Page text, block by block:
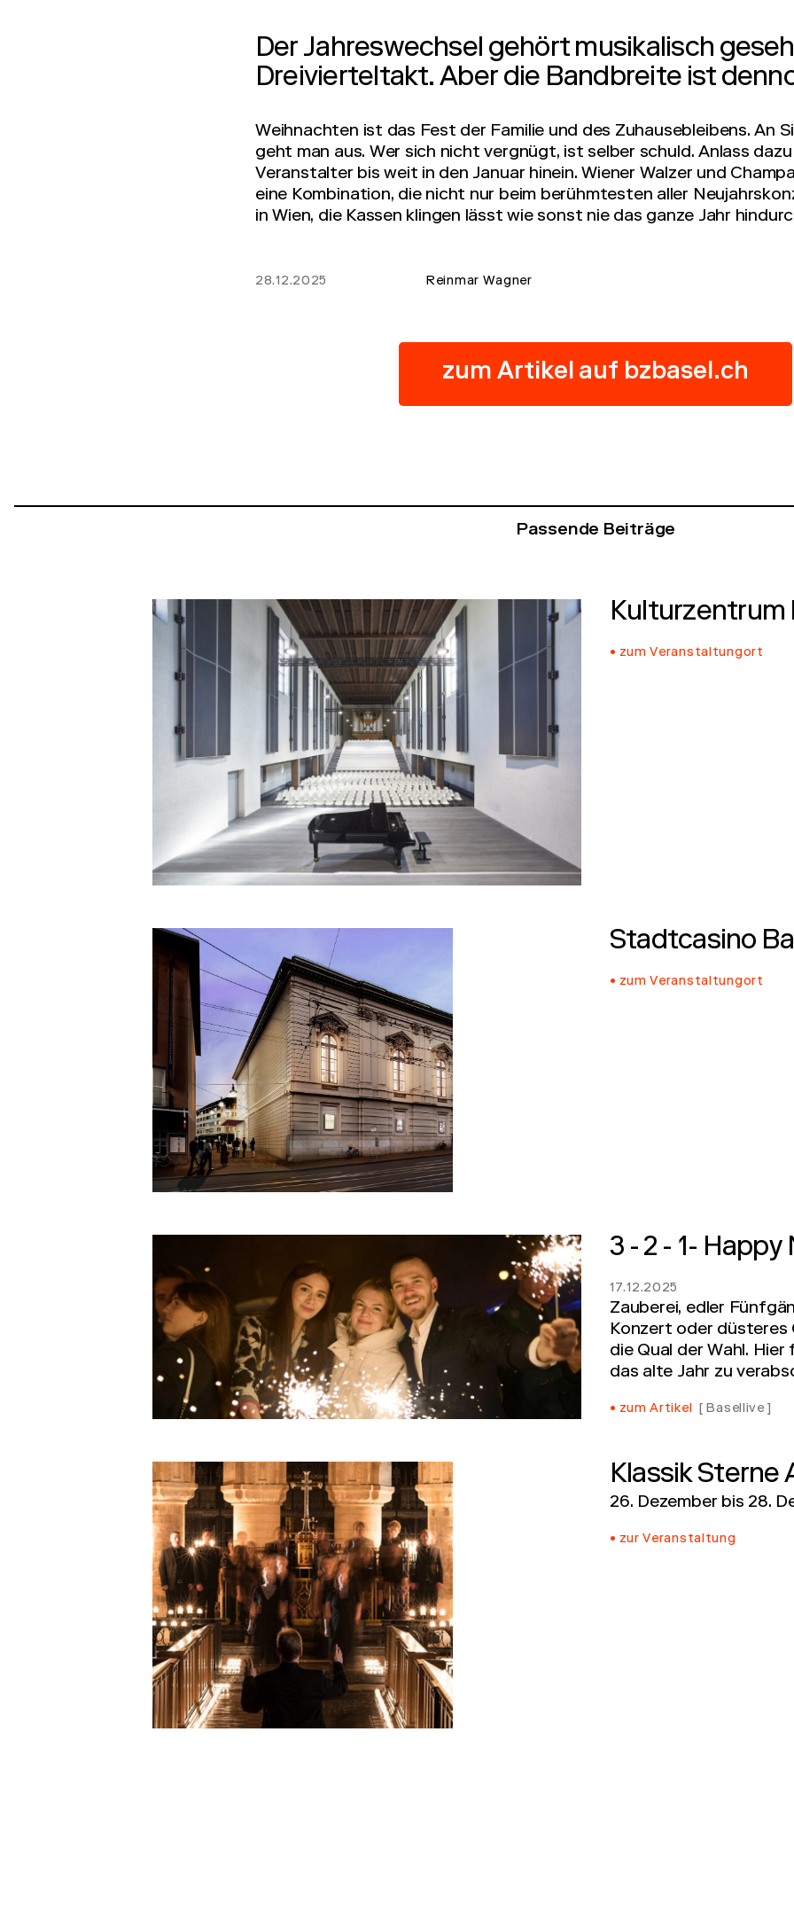
Der Jahreswechsel gehört musikalisch
Dreivierteltakt. Aber die Bandbreite ist
Weihnachten ist das Fest der Familie und des Zuhausebleibens. An
geht man aus. Wer sich nicht vergnügt, ist selber schuld. Anlass
Veranstalter bis weit in den Januar hinein. Wiener Walzer und
eine Kombination, die nicht nur beim berühmtesten aller
in Wien, die Kassen klingen lässt wie sonst nie das ganze Jahr
28.12.2025 Reinmar Wagner
zum Artikel auf bzbasel.ch
Passende Beiträge
Kulturzentrum
zum Veranstaltungort
Stadtcasino
zum Veranstaltungort
3 - 2 - 1- Happy
17.12.2025
Zauberei, edler
Konzert oder düsteres
die Qual der Wahl.
das alte Jahr zu
zum Artikel Basellive
Klassik Sterne
26. Dezember bis 28.
zur Veranstaltung